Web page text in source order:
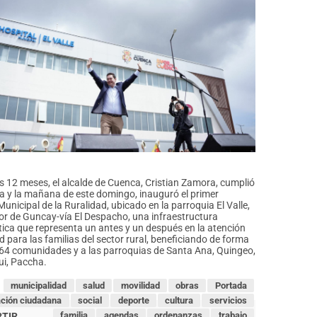
12 meses, el alcalde de Cuenca, Cristian Zamora, cumplió
y la mañana de este domingo, inauguró el primer
de la Ruralidad, ubicado en la parroquia El Valle,
de Guncay-vía El Despacho, una infraestructura
que representa un antes y un después en la atención
para las familias del sector rural, beneficiando de forma
comunidades y a las parroquias de Santa Ana, Quingeo,
Paccha.
Portada
obras
movilidad
salud
municipalidad
servicios
cultura
deporte
social
ciudadana